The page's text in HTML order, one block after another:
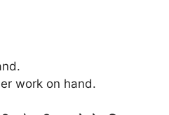
work on hand.